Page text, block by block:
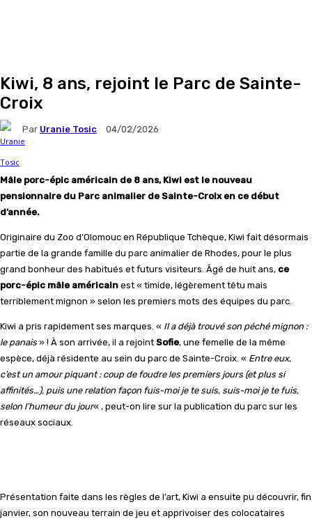
Kiwi, 8 ans, rejoint le Parc de Sainte-
Croix
Par Uranie Tosic 04/02/2026
Mâle porc-épic américain de 8 ans, Kiwi est le nouveau
pensionnaire du Parc animalier de Sainte-Croix en ce début
d’année.
Originaire du Zoo d’Olomouc en République Tchèque, Kiwi fait désormais
partie de la grande famille du parc animalier de Rhodes, pour le plus
grand bonheur des habitués et futurs visiteurs. Âgé de huit ans, ce
porc-épic mâle américain est « timide, légèrement têtu mais
terriblement mignon » selon les premiers mots des équipes du parc.
Kiwi a pris rapidement ses marques. « Il a déjà trouvé son péché mignon :
le panais » ! À son arrivée, il a rejoint Sofie, une femelle de la même
espèce, déjà résidente au sein du parc de Sainte-Croix. « Entre eux,
c’est un amour piquant : coup de foudre les premiers jours (et plus si
affinités…), puis une relation façon fuis-moi je te suis, suis-moi je te fuis,
selon l’humeur du jour« , peut-on lire sur la publication du parc sur les
réseaux sociaux.
Présentation faite dans les règles de l’art, Kiwi a ensuite pu découvrir, fin
janvier, son nouveau terrain de jeu et apprivoiser des colocataires